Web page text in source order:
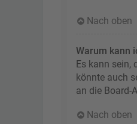
Nach oben
Warum kann
Es kann sein,
könnte auch
an die Board-
Nach oben